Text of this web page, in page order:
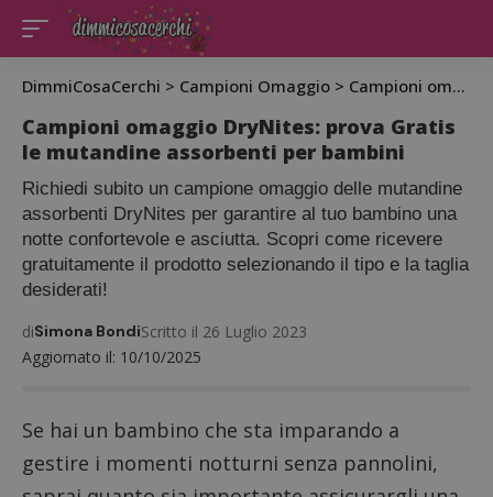
DimmiCosaCerchi > Campioni Omaggio > Campioni omaggio DryNites: prova Gratis le mutandine assorbenti per bambini
Campioni omaggio DryNites: prova Gratis
le mutandine assorbenti per bambini
Richiedi subito un campione omaggio delle mutandine
assorbenti DryNites per garantire al tuo bambino una
notte confortevole e asciutta. Scopri come ricevere
gratuitamente il prodotto selezionando il tipo e la taglia
desiderati!
Aggiornato il: 10/10/2025
diSimona BondiScritto il 26 Luglio 2023
Se hai un bambino che sta imparando a
gestire i momenti notturni senza pannolini,